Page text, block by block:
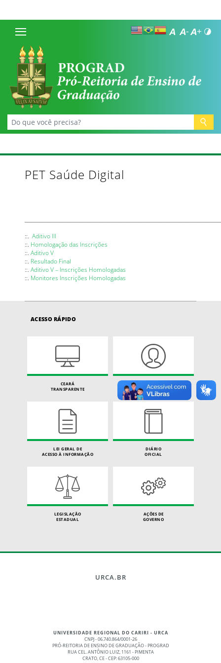
PET Saúde Digital
::. Aditivo III
::. Homologação das Inscrições
::. Aditivo V
::. Resultado Final
::. Aditivo V – Inscrições Homologadas
::. Monitores Inscrições Homologadas
ACESSO RÁPIDO
CEARÁ
TRANSPARENTE
CARTA DE SERVIÇOS
DO CIDADÃO
LEI GERAL DE
ACESSO À INFORMAÇÃO
DIÁRIO
OFICIAL
LEGISLAÇÃO
ESTADUAL
AÇÕES DE
GOVERNO
URCA.BR
UNIVERSIDADE REGIONAL DO CARIRI - URCA
CNPJ - 06.740.864/0001-26
PRÓ-REITORIA DE ENSINO DE GRADUAÇÃO - PROGRAD
RUA CEL. ANTÔNIO LUIZ, 1161 - PIMENTA
CRATO, CE - CEP: 63105-000